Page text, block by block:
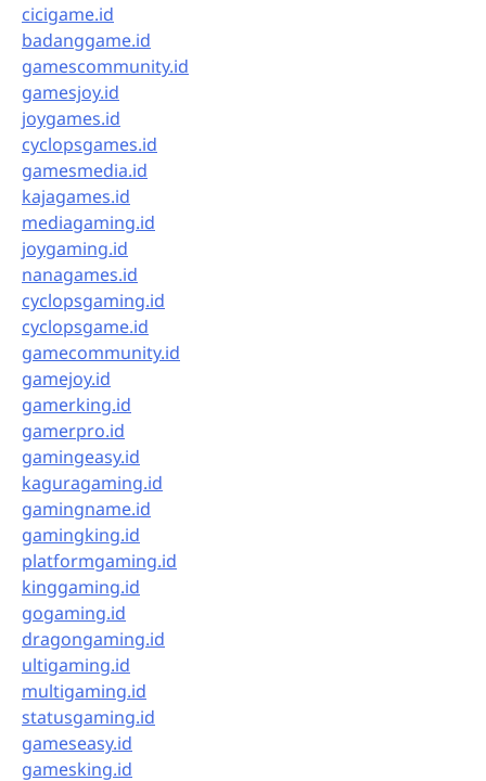
cicigame.id
badanggame.id
gamescommunity.id
gamesjoy.id
joygames.id
cyclopsgames.id
gamesmedia.id
kajagames.id
mediagaming.id
joygaming.id
nanagames.id
cyclopsgaming.id
cyclopsgame.id
gamecommunity.id
gamejoy.id
gamerking.id
gamerpro.id
gamingeasy.id
kaguragaming.id
gamingname.id
gamingking.id
platformgaming.id
kinggaming.id
gogaming.id
dragongaming.id
ultigaming.id
multigaming.id
statusgaming.id
gameseasy.id
gamesking.id